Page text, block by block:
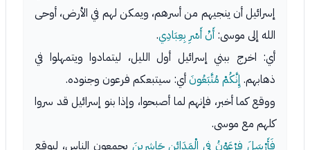
إسرائيل أن ينجيهم من أسرهم، ويمكن لهم في الأرض، أوحى
الله إلى موسى: أَنْ أَسْرِ بِعِبَادِي.
أي: اخرج ببني إسرائيل أول الليل، ليتمادوا ويتمهلوا في
ذهابهم. إِنَّكُمْ مُتَّبَعُونَأي: سيتبعكم فرعون وجنوده.
ووقع كما أخبر، فإنهم لما أصبحوا، وإذا بنو إسرائيل قد سروا
كلهم مع موسى.
فَأَرْسَلَ فِرْعَوْنُ فِي الْمَدَائِنِ حَاشِرِينَ يجمعون الناس، ليوقع